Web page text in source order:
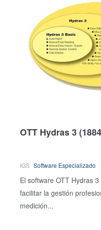
OTT Hydras 3
IGS Software Especializado
El software OTT Hydras
facilitar la gestión
medición...